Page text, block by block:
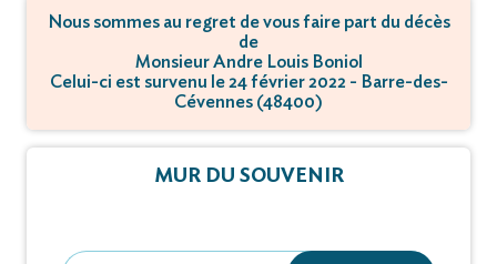
Nous sommes au regret de vous faire part du décès
de
Monsieur Andre Louis Boniol
Celui-ci est survenu le 24 février 2022 - Barre-des-
Cévennes (48400)
MUR DU SOUVENIR